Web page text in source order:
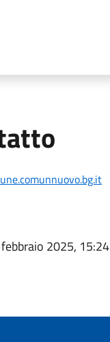
2025, 15:24